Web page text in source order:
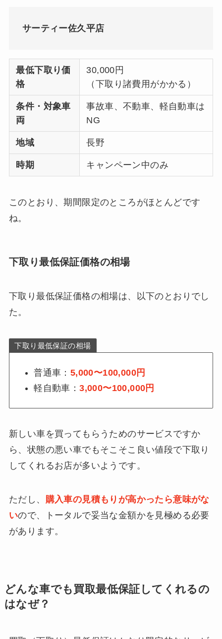
サーティー佐久平店
最低下取り価
格
30,000円
（下取り諸費用がかかる）
条件・対象車
両
事故車、不動車、軽自動車は
NG
地域 長野
時期 キャンペーン中のみ
このとおり、期間限定のところがほとんどです
ね。
下取り最低保証価格の相場
下取り最低保証価格の相場は、以下のとおりでし
た。
下取り最低保証の相場
普通車： 5,000〜100,000円
軽自動車：3,000〜100,000円
新しい車を買ってもらうためのサービスですか
ら、状態の悪い車でもそこそこ良い値段で下取り
してくれるお店が多いようです。
ただし、 購入車の見積もりが高かったら意味がな
いので、トータルで妥当な金額かを見極める必要
があります。
どんな車でも買取最低保証してくれるの
はなぜ？